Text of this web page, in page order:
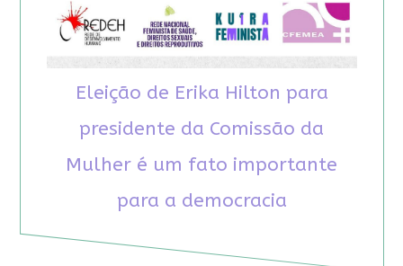
Eleição de Erika Hilton para
presidente da Comissão da
Mulher é um fato importante
para a democracia